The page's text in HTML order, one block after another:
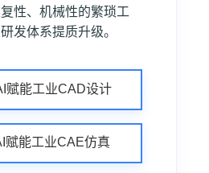
性、机械性的繁琐工
发体系提质升级。
赋能工业CAD设计
赋能工业CAE仿真